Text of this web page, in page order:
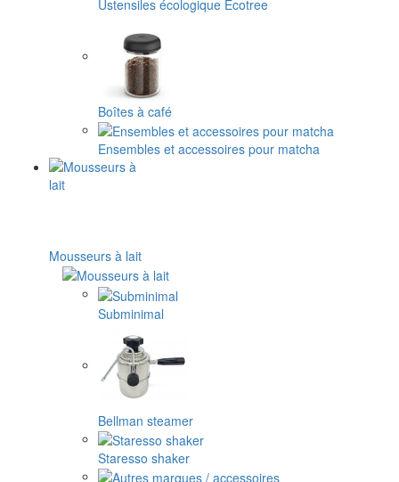
Ustensiles écologique Ecotree
Boîtes à café
Ensembles et accessoires pour matcha
Mousseurs à lait
Subminimal
Bellman steamer
Staresso shaker